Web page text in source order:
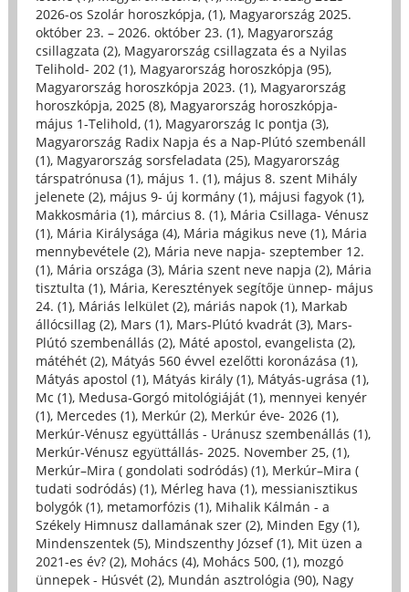
2026-os Szolár horoszkópja, (1), Magyarország 2025.
október 23. – 2026. október 23. (1), Magyarország
csillagzata (2), Magyarország csillagzata és a Nyilas
Telihold- 202 (1), Magyarország horoszkópja (95),
Magyarország horoszkópja 2023. (1), Magyarország
horoszkópja, 2025 (8), Magyarország horoszkópja-
május 1-Telihold, (1), Magyarország Ic pontja (3),
Magyarország Radix Napja és a Nap-Plútó szembenáll
(1), Magyarország sorsfeladata (25), Magyarország
társpatrónusa (1), május 1. (1), május 8. szent Mihály
jelenete (2), május 9- új kormány (1), májusi fagyok (1),
Makkosmária (1), március 8. (1), Mária Csillaga- Vénusz
(1), Mária Királysága (4), Mária mágikus neve (1), Mária
mennybevétele (2), Mária neve napja- szeptember 12.
(1), Mária országa (3), Mária szent neve napja (2), Mária
tisztulta (1), Mária, Keresztények segítője ünnep- május
24. (1), Máriás lelkület (2), máriás napok (1), Markab
állócsillag (2), Mars (1), Mars-Plútó kvadrát (3), Mars-
Plútó szembenállás (2), Máté apostol, evangelista (2),
mátéhét (2), Mátyás 560 évvel ezelőtti koronázása (1),
Mátyás apostol (1), Mátyás király (1), Mátyás-ugrása (1),
Mc (1), Medusa-Gorgó mitológiáját (1), mennyei kenyér
(1), Mercedes (1), Merkúr (2), Merkúr éve- 2026 (1),
Merkúr-Vénusz együttállás - Uránusz szembenállás (1),
Merkúr-Vénusz együttállás- 2025. November 25, (1),
Merkúr–Mira ( gondolati sodródás) (1), Merkúr–Mira (
tudati sodródás) (1), Mérleg hava (1), messianisztikus
bolygók (1), metamorfózis (1), Mihalik Kálmán - a
Székely Himnusz dallamának szer (2), Minden Egy (1),
Mindenszentek (5), Mindszenthy József (1), Mit üzen a
2021-es év? (2), Mohács (4), Mohács 500, (1), mozgó
ünnepek - Húsvét (2), Mundán asztrológia (90), Nagy